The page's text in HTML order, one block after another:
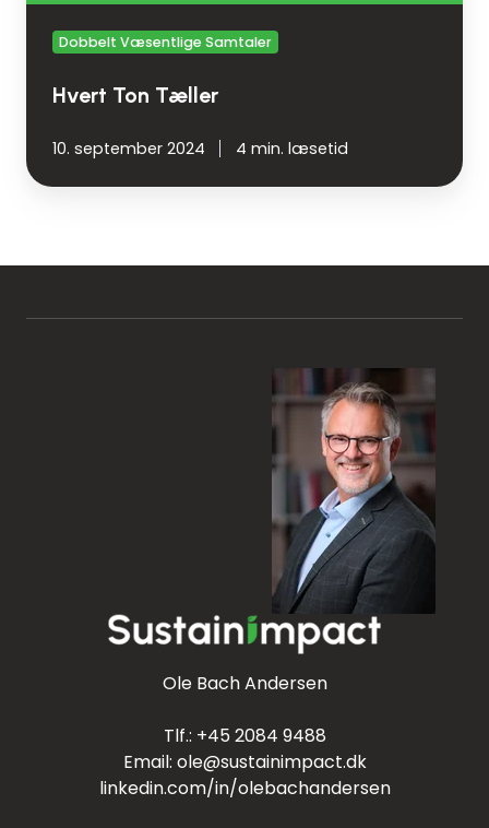
Dobbelt Væsentlige Samtaler
Hvert Ton Tæller
10. september 2024 4 min. læsetid
Ole Bach Andersen
Tlf.: +45 2084 9488
Email: ole@sustainimpact.dk
linkedin.com/in/olebachandersen